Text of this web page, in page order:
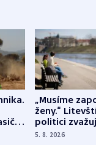
z
„Musíme
ženy.“
politici
dohodu o
5. 8. 2026